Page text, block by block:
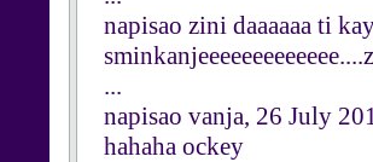
napisao zini daaaaaa ti
...
napisao vanja, 26 July
hahaha ockey